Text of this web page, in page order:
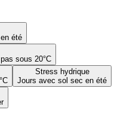
été
sous 20°C
Stress hydrique
Jours avec sol sec en été